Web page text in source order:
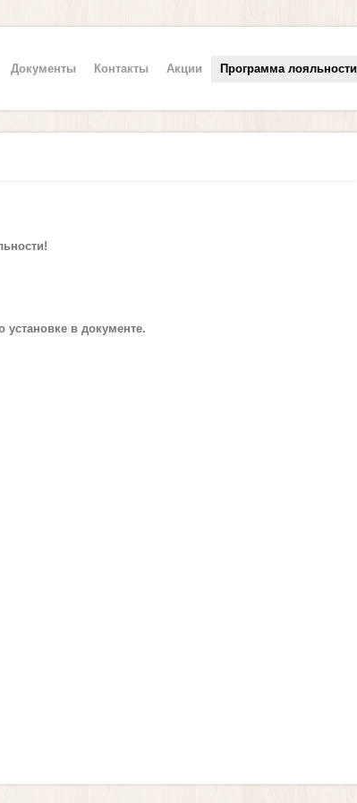
Документы Контакты Акции Программа лояльности
в документе.